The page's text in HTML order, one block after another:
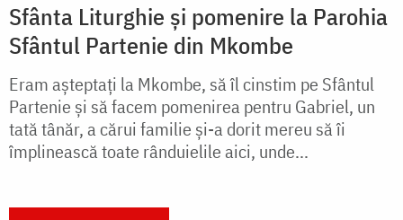
Sfânta Liturghie și pomenire la Parohia
Sfântul Partenie din Mkombe
Eram așteptați la Mkombe, să îl cinstim pe Sfântul
Partenie și să facem pomenirea pentru Gabriel, un
tată tânăr, a cărui familie și-a dorit mereu să îi
împlinească toate rânduielile aici, unde...